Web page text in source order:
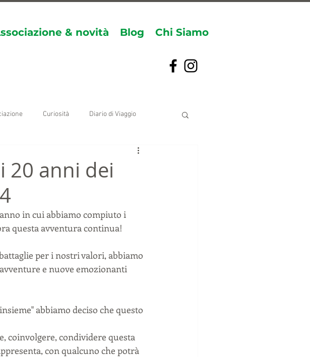
& novità Blog Chi Siamo
Curiosità Diario di Viaggio
20 anni dei
in cui abbiamo compiuto i
questa avventura continua!
per i nostri valori, abbiamo
e nuove emozionanti
abbiamo deciso che questo
coinvolgere, condividere questa
con qualcuno che potrà